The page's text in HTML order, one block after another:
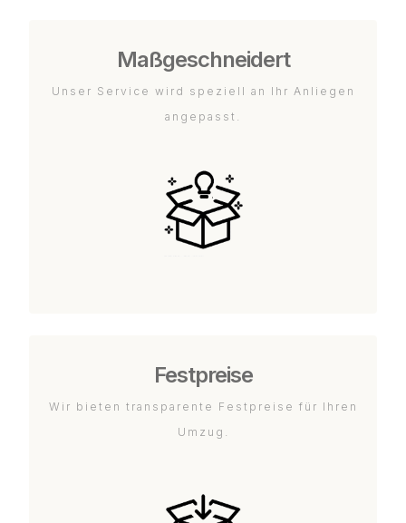
Maßgeschneidert
Unser Service wird speziell an Ihr Anliegen
angepasst.
Festpreise
Wir bieten transparente Festpreise für Ihren
Umzug.